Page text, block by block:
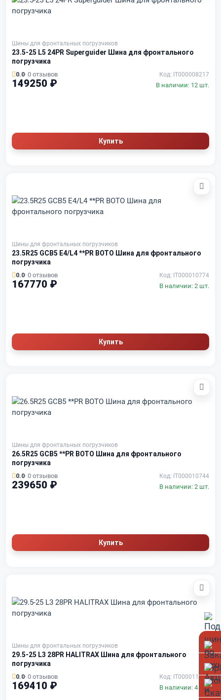
Шины для фронтальных погрузчиков
23.5-25 L5 24PR Superguider Шина для фронтального
погрузчика
0.0· 0 отзывов Код: IT000008217
149250 ₽ В наличии: 12 шт.
Купить
Шины для фронтальных погрузчиков
23.5R25 GCB5 E4/L4 **PR BOTO Шина для фронтального
погрузчика
0.0· 0 отзывов Код: IT000010774
167770 ₽ В наличии: 2 шт.
Купить
Шины для фронтальных погрузчиков
26.5R25 GCB5 **PR BOTO Шина для фронтального
погрузчика
0.0· 0 отзывов Код: IT000010744
239650 ₽ В наличии: 2 шт.
Купить
Шины для фронтальных погрузчиков
29.5-25 L3 28PR HALITRAX Шина для фронтального
погрузчика
0.0· 0 отзывов Код: IT000011524
169410 ₽ В наличии: 4 шт.